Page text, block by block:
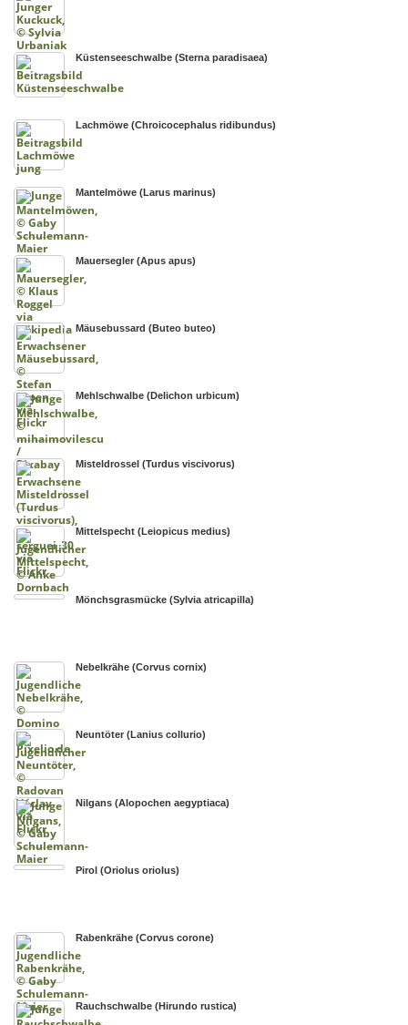
Küstenseeschwalbe (Sterna paradisaea)
Lachmöwe (Chroicocephalus ridibundus)
Mantelmöwe (Larus marinus)
Mauersegler (Apus apus)
Mäusebussard (Buteo buteo)
Mehlschwalbe (Delichon urbicum)
Misteldrossel (Turdus viscivorus)
Mittelspecht (Leiopicus medius)
Mönchsgrasmücke (Sylvia atricapilla)
Nebelkrähe (Corvus cornix)
Neuntöter (Lanius collurio)
Nilgans (Alopochen aegyptiaca)
Pirol (Oriolus oriolus)
Rabenkrähe (Corvus corone)
Rauchschwalbe (Hirundo rustica)